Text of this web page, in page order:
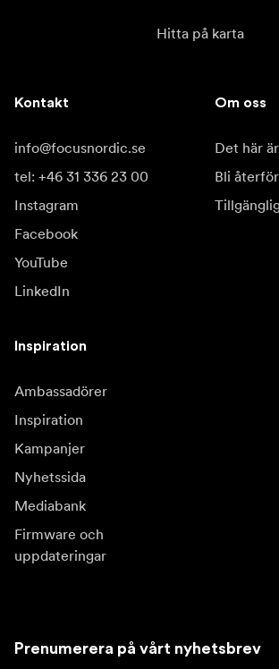
Hitta på karta
Kontakt
info@focusnordic.se
tel: +46 31 336 23 00
Instagram
Facebook
YouTube
LinkedIn
Om oss
Det här
Bli
Inspiration
Ambassadörer
Inspiration
Kampanjer
Nyhetssida
Mediabank
Firmware och
uppdateringar
Prenumerera på vårt nyhetsbrev